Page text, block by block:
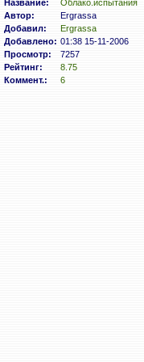
Название:
Облако.испытания
Автор:
Ergrassa
Добавил:
Ergrassa
Добавлено: 01:38 15-11-2006
Просмотр:
7257
Рейтинг:
8.75
Коммент.:
6